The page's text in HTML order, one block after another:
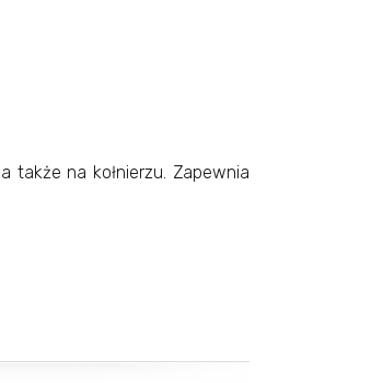
także na kołnierzu. Zapewnia